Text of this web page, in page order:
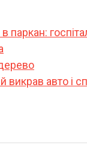
паркан:
авто і